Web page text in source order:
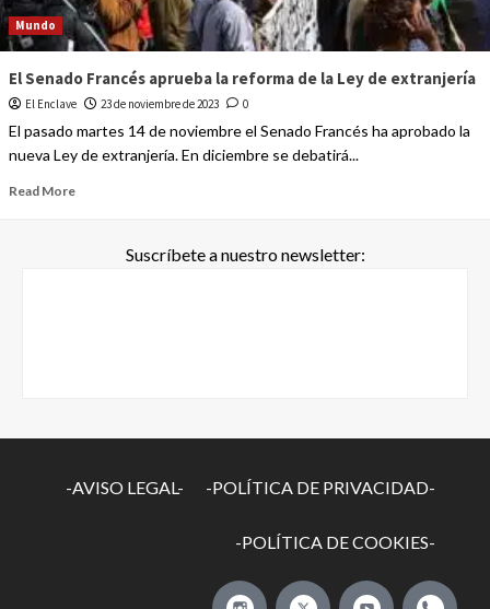
Mundo
El Senado Francés aprueba la reforma de la Ley de extranjería
El Enclave 23 de noviembre de 2023 0
El pasado martes 14 de noviembre el Senado Francés ha aprobado la
nueva Ley de extranjería. En diciembre se debatirá...
Read More
Suscríbete a nuestro newsletter:
-AVISO LEGAL- -POLÍTICA DE PRIVACIDAD-
-POLÍTICA DE COOKIES-